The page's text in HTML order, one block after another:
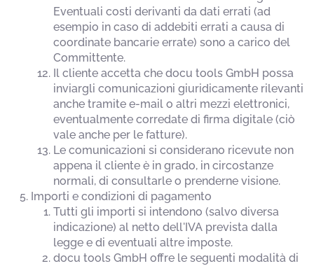
Eventuali costi derivanti da dati errati (ad
esempio in caso di addebiti errati a causa di
coordinate bancarie errate) sono a carico del
Committente.
Il cliente accetta che docu tools GmbH possa
inviargli comunicazioni giuridicamente rilevanti
anche tramite e-mail o altri mezzi elettronici,
eventualmente corredate di firma digitale (ciò
vale anche per le fatture).
Le comunicazioni si considerano ricevute non
appena il cliente è in grado, in circostanze
normali, di consultarle o prenderne visione.
Importi e condizioni di pagamento
Tutti gli importi si intendono (salvo diversa
indicazione) al netto dell'IVA prevista dalla
legge e di eventuali altre imposte.
docu tools GmbH offre le seguenti modalità di